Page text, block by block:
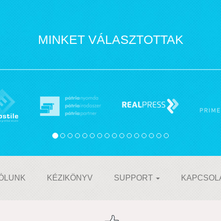
MINKET VÁLASZTOTTAK
KÉZIKÖNYV SUPPORT